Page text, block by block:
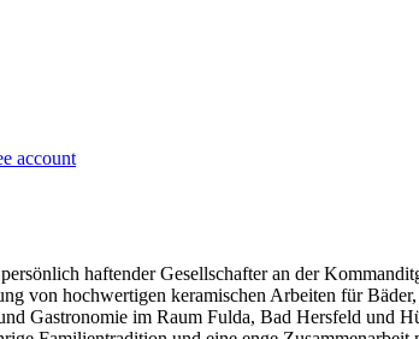
account
haftender Gesellschafter an der
von hochwertigen keramischen Arbeiten für
Gastronomie im Raum Fulda, Bad Hersfeld und